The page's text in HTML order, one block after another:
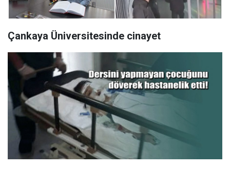
Çankaya Üniversitesinde cinayet